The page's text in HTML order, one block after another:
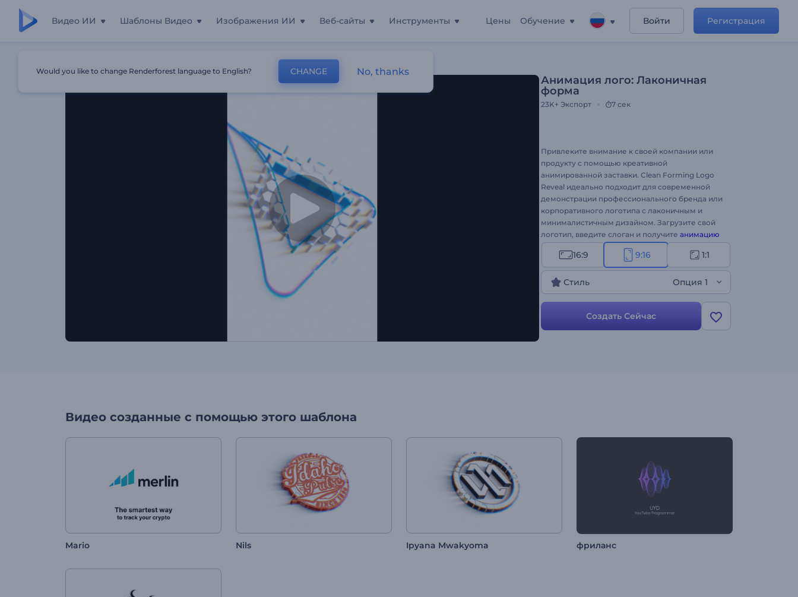
Видео ИИ Шаблоны Видео Изображения ИИ Веб-сайты Инструменты Цены Обучение Войти Регистрация
Анимация лого: Лаконичная
форма
23K+ Экспорт 7 сек
Привлеките внимание к своей компании или
продукту с помощью креативной
анимированной заставки. Clean Forming Logo
Reveal идеально подходит для современной
демонстрации профессионального бренда или
корпоративного логотипа с лаконичным и
минималистичным дизайном. Загрузите свой
логотип, введите слоган и получите анимацию
логотипа
высокого разрешения, созданную с
помощью серии конструктивных частиц.
Идеально подходит для представления
компании, продвижения бренда, презентаций
технологических продуктов и многого другого.
Попробуйте прямо сейчас!
16:9 9:16 1:1
Стиль Опция 1
Создать Сейчас
Видео созданные с помощью этого шаблона
Mario Nils Ipyana Mwakyoma фриланс
Would you like to change Renderforest language to English? CHANGE No, thanks